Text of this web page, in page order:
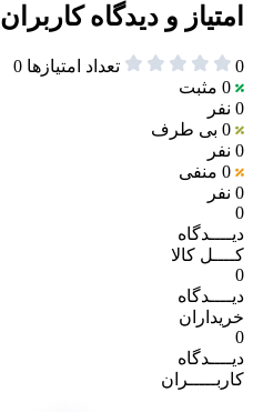
امتیاز و دیدگاه کاربران
0 تعداد امتیازها 0
0 مثبت
0 نفر
0 بی طرف
0 نفر
0 منفی
0 نفر
0
دیــــدگاه
کــــل کالا
0
دیــــدگاه
خریداران
0
دیــــدگاه
کاربـــــران